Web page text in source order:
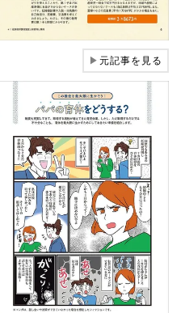
▶元記事を見る